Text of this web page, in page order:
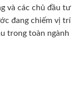
và các chủ đầu tư
đang chiếm vị trí
trong toàn ngành